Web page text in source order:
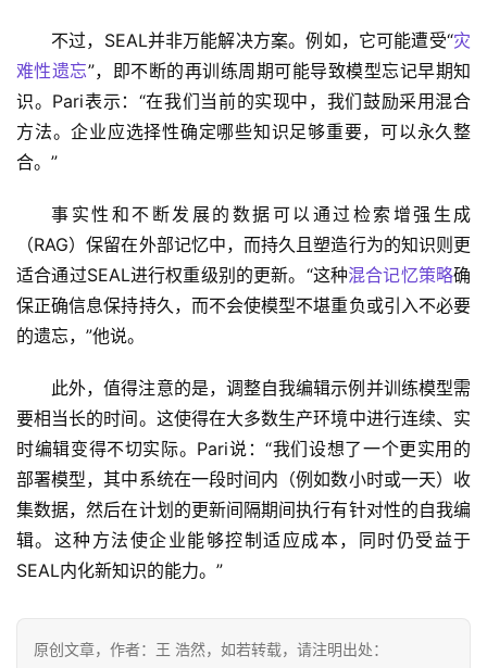
不过，SEAL并非万能解决方案。例如，它可能遭受“灾
难性遗忘”，即不断的再训练周期可能导致模型忘记早期知
识。Pari表示：“在我们当前的实现中，我们鼓励采用混合
方法。企业应选择性确定哪些知识足够重要，可以永久整
合。”
事实性和不断发展的数据可以通过检索增强生成
（RAG）保留在外部记忆中，而持久且塑造行为的知识则更
适合通过SEAL进行权重级别的更新。“这种混合记忆策略确
保正确信息保持持久，而不会使模型不堪重负或引入不必要
的遗忘，”他说。
此外，值得注意的是，调整自我编辑示例并训练模型需
要相当长的时间。这使得在大多数生产环境中进行连续、实
时编辑变得不切实际。Pari说：“我们设想了一个更实用的
部署模型，其中系统在一段时间内（例如数小时或一天）收
集数据，然后在计划的更新间隔期间执行有针对性的自我编
辑。这种方法使企业能够控制适应成本，同时仍受益于
SEAL内化新知识的能力。”
原创文章，作者：王 浩然，如若转载，请注明出处：